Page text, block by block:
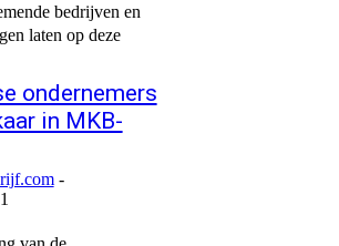
bedrijven en
laten op deze
ondernemers
in MKB-
-